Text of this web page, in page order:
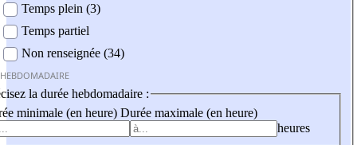
Temps plein (3)
Temps partiel
Non renseignée (34)
la durée hebdomadaire :
minimale (en heure) Durée maximale (en heure)
heures